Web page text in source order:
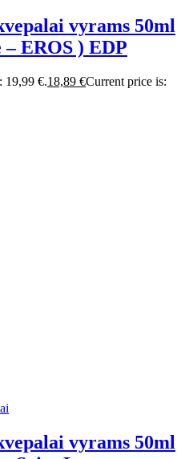
vyrams 50ml
EROS ) EDP
19,99 €.18,89 €Current price is:
vyrams 50ml